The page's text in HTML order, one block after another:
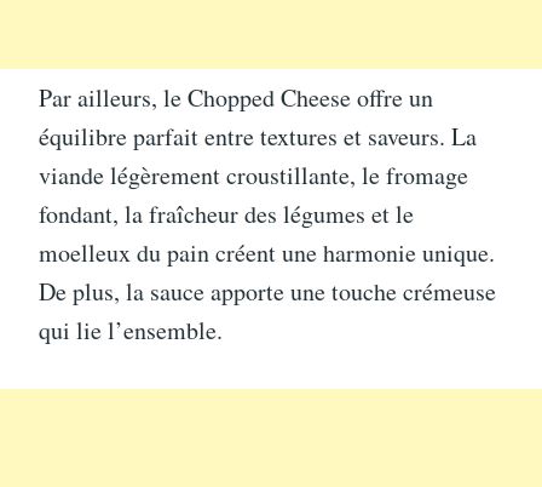
Par ailleurs, le Chopped Cheese offre un
équilibre parfait entre textures et saveurs. La
viande légèrement croustillante, le fromage
fondant, la fraîcheur des légumes et le
moelleux du pain créent une harmonie unique.
De plus, la sauce apporte une touche crémeuse
qui lie l’ensemble.